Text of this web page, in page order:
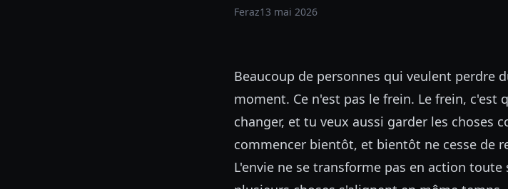
Feraz13 mai 2026
Beaucoup de personnes qui veulent perdre
moment. Ce n'est pas le frein. Le frein, c'est
changer, et tu veux aussi garder les choses
commencer bientôt, et bientôt ne cesse de
L'envie ne se transforme pas en action